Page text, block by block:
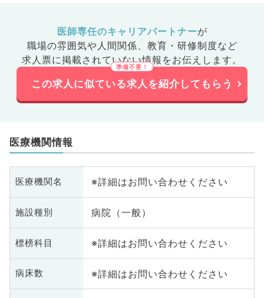
医師専任のキャリアパートナーが
職場の雰囲気や人間関係、 教育・研修制度など
求人票に掲載されていない情報をお伝えします。
この求人に似ている求人を紹介してもらう
医療機関情報
医療機関名 ※詳細はお問い合わせください
施設種別 病院（一般）
標榜科目 ※詳細はお問い合わせください
病床数 ※詳細はお問い合わせください